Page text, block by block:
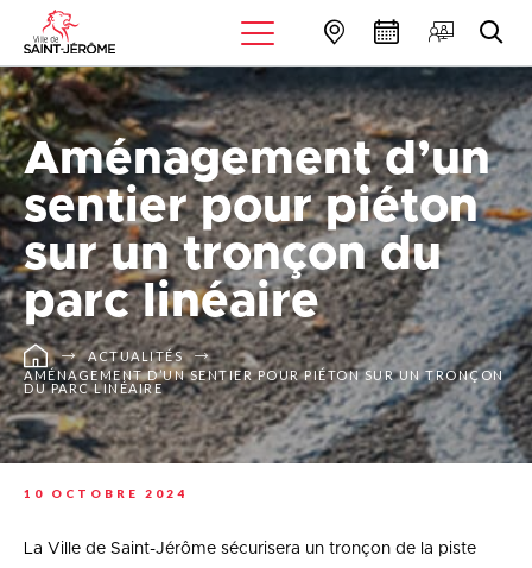
Aménagement d’un
sentier pour piéton
sur un tronçon du
parc linéaire
ACTUALITÉS
AMÉNAGEMENT D’UN SENTIER POUR PIÉTON SUR UN TRONÇON
DU PARC LINÉAIRE
10 OCTOBRE 2024
La Ville de Saint-Jérôme sécurisera un tronçon de la piste